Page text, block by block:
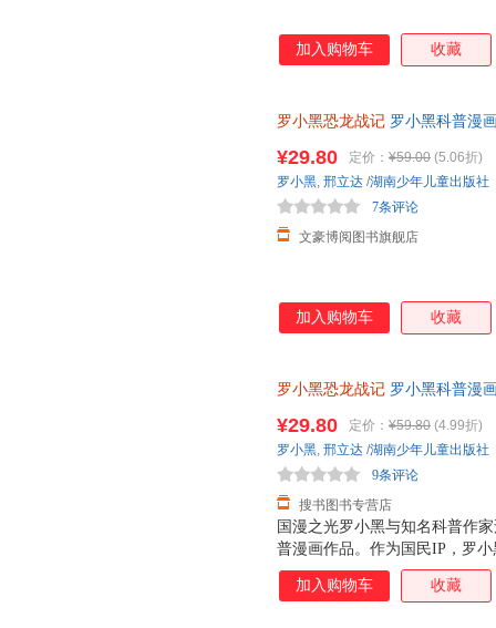
加入购物车 收藏
罗小黑恐龙战记 罗小黑科普漫
知识点。搭配化石实景指南，
前冒险之旅吧。
¥29.80 定价： ¥59.00 (5.06折)
文豪博阅图书旗舰店
7条评论
罗小黑, 邢立达 /湖南少年儿童出版社
加入购物车 收藏
罗小黑恐龙战记 罗小黑科普漫
国漫之光罗小黑与知名科普作
普漫画作品。作为国民IP，罗
画于2011年开始播放，B站播
亿票房，同名漫画书2015年上
¥29.80 定价： ¥59.80 (4.99折)
搜书图书专营店
9条评论
罗小黑, 邢立达 /湖南少年儿童出版社
加入购物车 收藏